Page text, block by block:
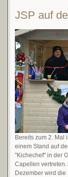
JSP auf
Bereits zum 2. Mal
einem Stand auf
"Kichechef" in der
Capellen
Dezember wird